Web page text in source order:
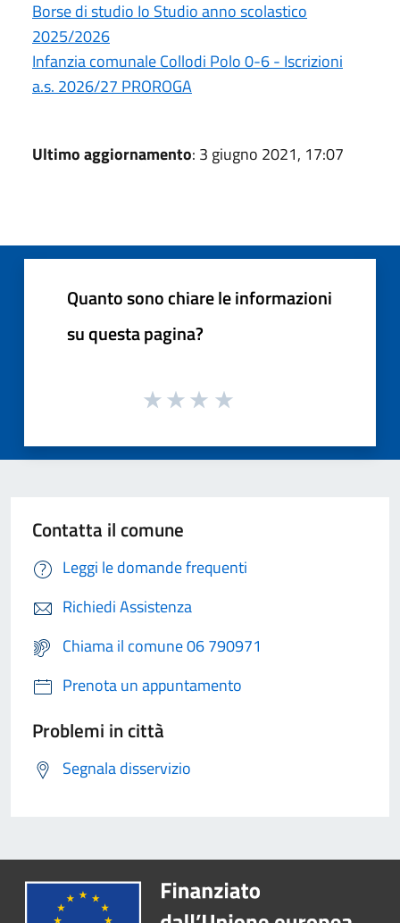
Borse di studio Io Studio anno scolastico
2025/2026
Infanzia comunale Collodi Polo 0-6 - Iscrizioni
a.s. 2026/27 PROROGA
Ultimo aggiornamento: 3 giugno 2021, 17:07
Quanto sono chiare le informazioni
su questa pagina?
Contatta il comune
Leggi le domande frequenti
Richiedi Assistenza
Chiama il comune 06 790971
Prenota un appuntamento
Problemi in città
Segnala disservizio